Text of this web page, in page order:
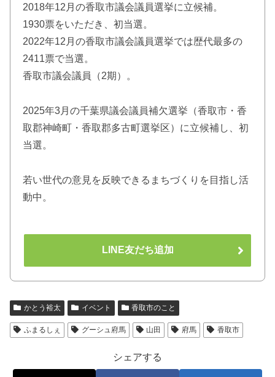
2018年12月の香取市議会議員選挙に立候補。
1930票をいただき、初当選。
2022年12月の香取市議会議員選挙では歴代最多の
2411票で当選。
香取市議会議員（2期）。
2025年3月の千葉県議会議員補欠選挙（香取市・香
取郡神崎町・香取郡多古町選挙区）に立候補し、初
当選。
若い世代の意見を反映できるまちづくりを目指し活
動中。
LINE友だち追加
かとう裕太 イベント 香取市のこと
ふまるしぇ グーシュ府馬 山田 府馬 香取市
シェアする